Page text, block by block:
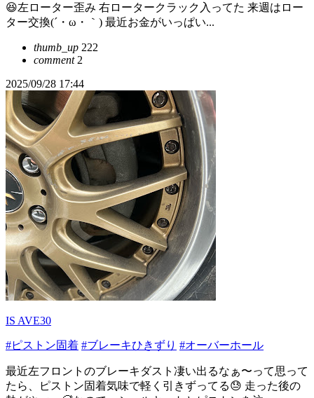
😆左ローター歪み 右ロータークラック入ってた 来週はロー
ター交換(´・ω・｀) 最近お金がいっぱい...
thumb_up 222
comment2
2025/09/28 17:44
IS AVE30
#ピストン固着 #ブレーキひきずり #オーバーホール
最近左フロントのブレーキダスト凄い出るなぁ〜って思って
たら、ピストン固着気味で軽く引きずってる😓 走った後の